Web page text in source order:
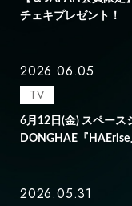
チェキプレゼント！
2026.06.05
TV
6月12日(金) スペース
DONGHAE『
2026.05.31